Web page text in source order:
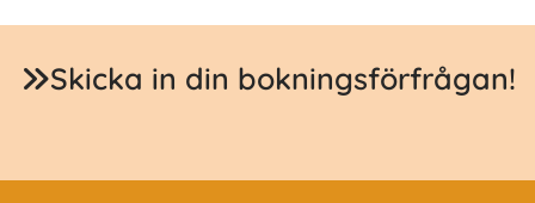
Skicka in din bokningsförfrågan!